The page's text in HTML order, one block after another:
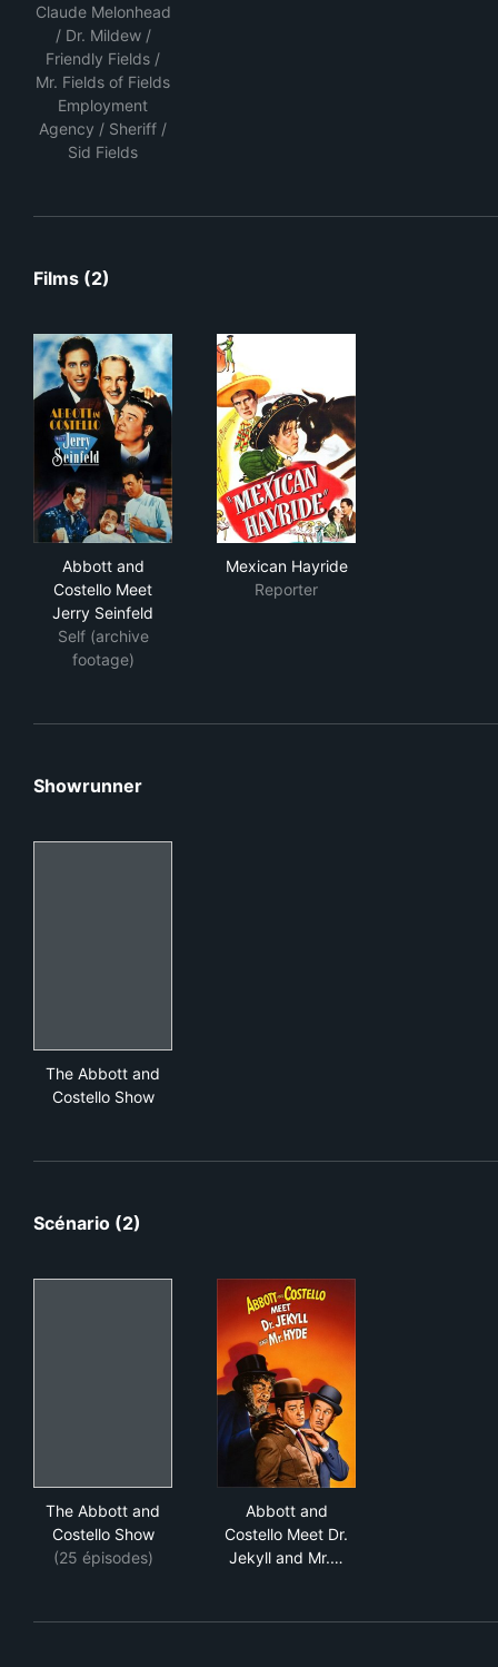
Claude Melonhead
/ Dr. Mildew /
Friendly Fields /
Mr. Fields of Fields
Employment
Agency / Sheriff /
Sid Fields
Films (2)
Abbott and
Costello Meet
Jerry Seinfeld
Self (archive
footage)
Mexican Hayride
Reporter
Showrunner
The Abbott and
Costello Show
Scénario (2)
The Abbott and
Costello Show
(25 épisodes)
Abbott and
Costello Meet Dr.
Jekyll and Mr.…